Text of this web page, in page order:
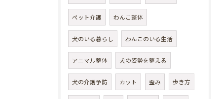
ペット介護 わんこ整体
犬のいる暮らし わんこのいる生活
アニマル整体 犬の姿勢を整える
犬の介護予防 カット 歪み 歩き方